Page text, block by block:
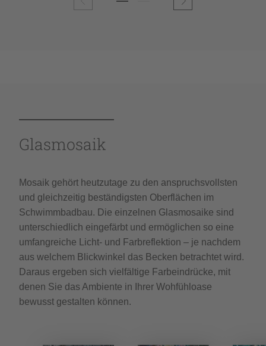
Glasmosaik
Mosaik gehört heutzutage zu den anspruchsvollsten
und gleichzeitig beständigsten Oberflächen im
Schwimmbadbau. Die einzelnen Glasmosaike sind
unterschiedlich eingefärbt und ermöglichen so eine
umfangreiche Licht- und Farbreflektion – je nachdem
aus welchem Blickwinkel das Becken betrachtet wird.
Daraus ergeben sich vielfältige Farbeindrücke, mit
denen Sie das Ambiente in Ihrer Wohfühloase
bewusst gestalten können.